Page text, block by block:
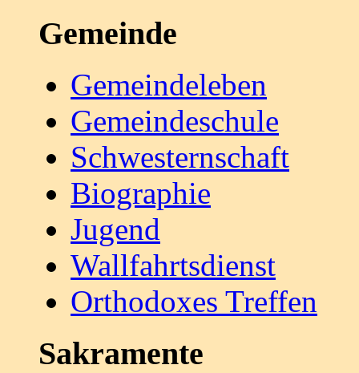
Gemeinde
Gemeindeleben
Gemeindeschule
Schwesternschaft
Biographie
Jugend
Wallfahrtsdienst
Orthodoxes Treffen
Sakramente